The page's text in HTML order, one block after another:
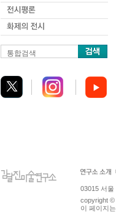
통합검색
03015 서울
copyright ©
이 페이지는